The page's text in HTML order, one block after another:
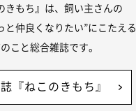
きもち』は、飼い主さんの
と仲良くなりたい”にこたえる
こと総合雑誌です。
『ねこのきもち』